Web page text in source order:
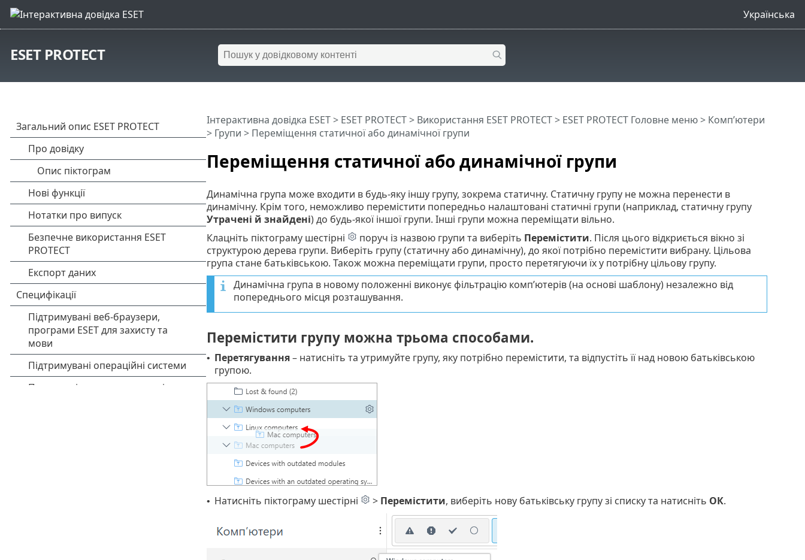
Українська
ESET PROTECT
Переміщення статичної або динамічної групи
Інтерактивна довідка ESET> ESET PROTECT> Використання ESET PROTECT> ESET PROTECT Головне меню> Комп’ютери
> Групи > Переміщення статичної або динамічної групи
Динамічна група може входити в будь-яку іншу групу, зокрема статичну. Статичну групу не можна перенести в
динамічну. Крім того, неможливо перемістити попередньо налаштовані статичні групи (наприклад, статичну групу
Утрачені й знайдені) до будь-якої іншої групи. Інші групи можна переміщати вільно.
Клацніть піктограму шестірні
поруч із назвою групи та виберіть Перемістити. Після цього відкриється вікно зі
структурою дерева групи. Виберіть групу (статичну або динамічну), до якої потрібно перемістити вибрану. Цільова
група стане батьківською. Також можна переміщати групи, просто перетягуючи їх у потрібну цільову групу.
Динамічна група в новому положенні виконує фільтрацію комп’ютерів (на основі шаблону) незалежно від
попереднього місця розташування.
Перемістити групу можна трьома способами.
• Перетягування– натисніть та утримуйте групу, яку потрібно перемістити, та відпустіть її над новою батьківською
групою.
• Натисніть піктограму шестірні > Перемістити, виберіть нову батьківську групу зі списку та натисніть ОК.